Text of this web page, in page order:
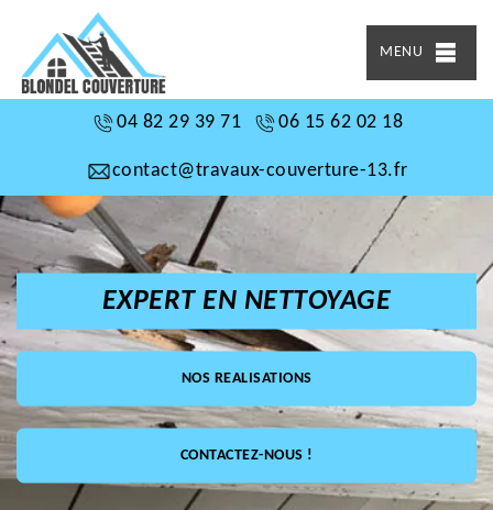
MENU
04 82 29 39 71 06 15 62 02 18
contact@travaux-couverture-13.fr
EXPERT EN NETTOYAGE
NOS REALISATIONS
CONTACTEZ-NOUS !